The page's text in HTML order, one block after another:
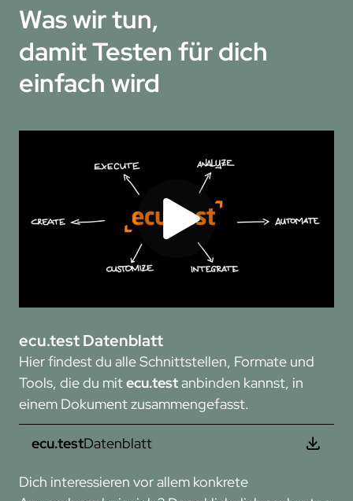
Was wir tun,
damit Testen für dich
einfach wird
ecu.test Datenblatt
Hier findest du alle Schnittstellen, Formate und
Tools, die du mitecu.testanbinden kannst, in
einem Dokument zusammengefasst.
ecu.testDatenblatt
Dich interessieren vor allem konkrete